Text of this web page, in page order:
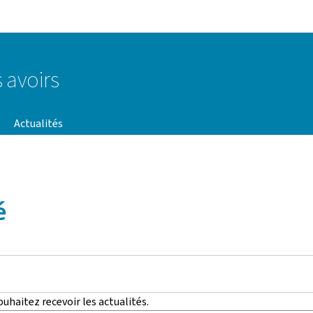
avoirs
Actualités
recevoir les actualités.